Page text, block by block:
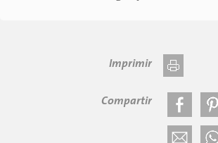
Imprimir
Compartir